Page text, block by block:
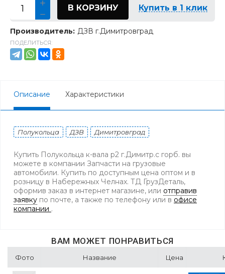
В КОРЗИНУ Купить в 1 клик
Производитель: ДЗВ г.Димитровград
ПОДЕЛИТЬСЯ:
Описание Характеристики
Полукольца ДЗВ Димитровград
Купить Полукольца к-вала р2 г.Димитр.с горб. вы
можете в компании Запчасти на грузовые
автомобили. Купить по доступным цена оптом и в
розницу в Набережных Челнах. ТД ГрузДеталь,
оформив заказ в интернет магазине, или отправив
заявку по почте, а также по телефону или в офисе
компании .
ВАМ МОЖЕТ ПОНРАВИТЬСЯ
Фото Название Цена